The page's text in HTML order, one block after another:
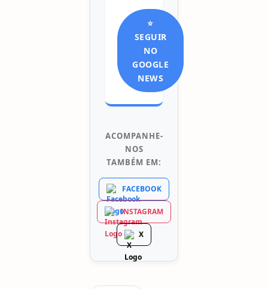
⭐
SEGUIR
NO
GOOGLE
NEWS
ACOMPANHE-
NOS
TAMBÉM EM:
FACEBOOK
INSTAGRAM
X